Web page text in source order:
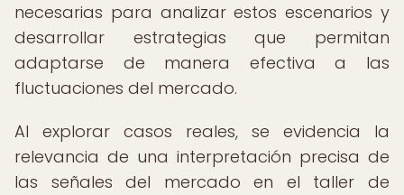
necesarias para analizar estos escenarios y
desarrollar estrategias que permitan
adaptarse de manera efectiva a las
fluctuaciones del mercado.
Al explorar casos reales, se evidencia la
relevancia de una interpretación precisa de
las señales del mercado en el taller de